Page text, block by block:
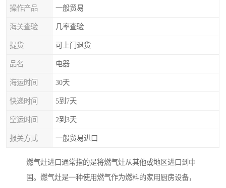
操作产品 一般贸易
海关查验 几率查验
提货 可上门退货
品名 电器
海运时间 30天
快递时间 5到7天
空运时间 2到3天
报关方式 一般贸易进口
燃气灶进口通常指的是将燃气灶从其他或地区进口到中
国。燃气灶是一种使用燃气作为燃料的家用厨房设备，